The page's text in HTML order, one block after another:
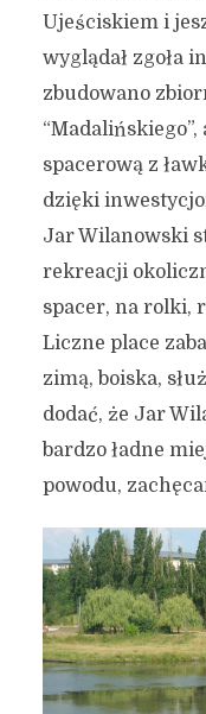
Ujeściskiem i
wyglądał zgoła
zbudowano
spacerową z
dzięki
Jar Wilanowski
rekreacji
spacer, na rolki,
Liczne place
zimą, boiska,
dodać, że Jar
bardzo ładne
powodu,